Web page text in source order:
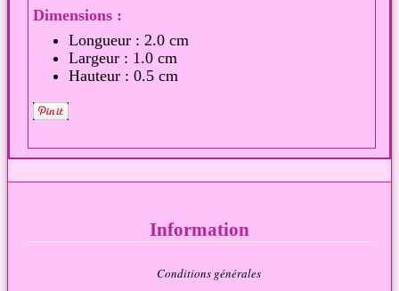
Dimensions :
Longueur : 2.0 cm
Largeur : 1.0 cm
Hauteur : 0.5 cm
Information
Conditions générales